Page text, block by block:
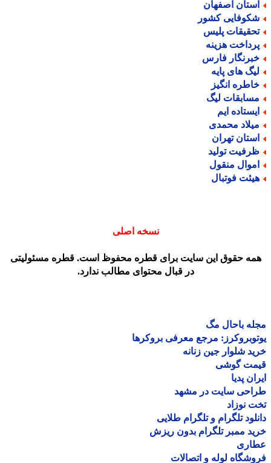
اصفهان
کشور
پلیس
هزینه
فارس
های پایه
انگیز
لیگ
ایم
محمدی
تهران
تولید
منقول
فوتبال
نسخه اصلی
حقوق این سایت برای قطره محفوظ است. قطره مسئولیتی
در قبال محتوای مطالب ندارد.
باحال مگ
مرجع معرفی بروکرها
شلوار جین زنانه
گوشی
پدیا
سایت در مشهد
نوزاد
تلگرام و تلگرام طلایی
ممبر تلگرام بدون ریزش
لوله و اتصالات